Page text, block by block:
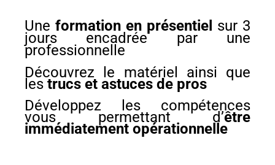
Une formation en présentiel sur 3
jours encadrée par une
professionnelle
Découvrez le matériel ainsi que
les trucs et astuces de pros
Développez les compétences
vous permettant d’être
immédiatement opérationnelle